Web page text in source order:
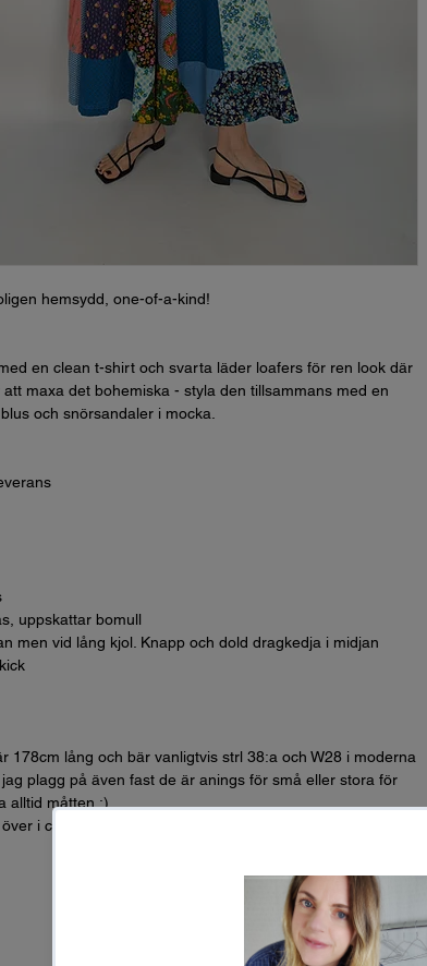
hemsydd, one-of-a-kind!
en clean t-shirt och svarta läder loafers för ren look där
maxa det bohemiska - styla den tillsammans med en
och snörsandaler i mocka.
uppskattar bomull
men vid lång kjol. Knapp och dold dragkedja i midjan
178cm lång och bär vanligtvis strl 38:a och W28 i moderna
plagg på även fast de är anings för små eller stora för
alltid måtten :)
i cm (dvs *2 för omkrets):